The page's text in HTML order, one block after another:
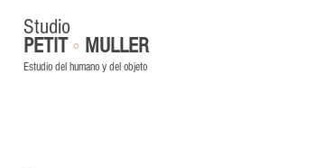
Studio
PETIT ◦ MULLER
Estudio del humano y del objeto